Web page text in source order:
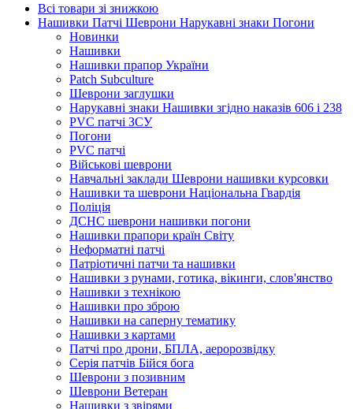
Всі товари зі знижкою
Нашивки Патчі Шеврони Нарукавні знаки Погони
Новинки
Нашивки
Нашивки прапор України
Рatch Subculture
Шеврони заглушки
Нарукавні знаки Нашивки згідно наказів 606 і 238
PVC патчі ЗСУ
Погони
PVC патчі
Військові шеврони
Навчальні заклади Шеврони нашивки курсовки
Нашивки та шеврони Національна Гвардія
Поліція
ДСНС шеврони нашивки погони
Нашивки прапори країн Світу
Неформатні патчі
Патріотичні патчи та нашивки
Нашивки з рунами, готика, вікинги, слов'янство
Нашивки з технікою
Нашивки про зброю
Нашивки на саперну тематику
Нашивки з картами
Патчі про дрони, БПЛА, аеророзвідку
Серія патчів Бійся бога
Шеврони з позивним
Шеврони Ветеран
Нашивки з звірями